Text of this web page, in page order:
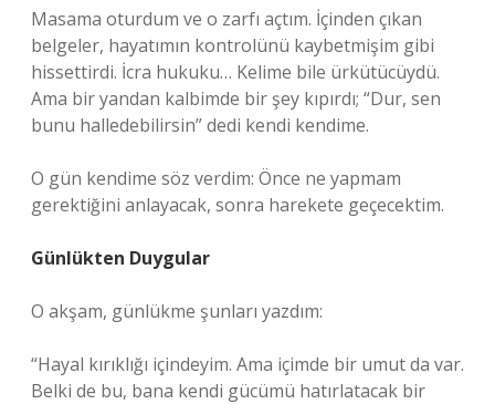
Masama oturdum ve o zarfı açtım. İçinden çıkan
belgeler, hayatımın kontrolünü kaybetmişim gibi
hissettirdi. İcra hukuku… Kelime bile ürkütücüydü.
Ama bir yandan kalbimde bir şey kıpırdı; “Dur, sen
bunu halledebilirsin” dedi kendi kendime.
O gün kendime söz verdim: Önce ne yapmam
gerektiğini anlayacak, sonra harekete geçecektim.
Günlükten Duygular
O akşam, günlükme şunları yazdım:
“Hayal kırıklığı içindeyim. Ama içimde bir umut da var.
Belki de bu, bana kendi gücümü hatırlatacak bir